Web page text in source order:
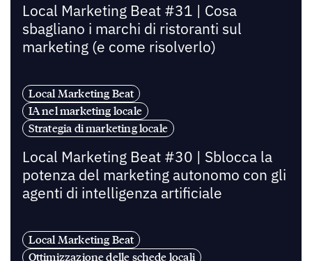
Local Marketing Beat #31 | Cosa
sbagliano i marchi di ristoranti sul
marketing (e come risolverlo)
Local Marketing Beat
IA nel marketing locale
Strategia di marketing locale
Local Marketing Beat #30 | Sblocca la
potenza del marketing autonomo con gli
agenti di intelligenza artificiale
Local Marketing Beat
Ottimizzazione delle schede locali